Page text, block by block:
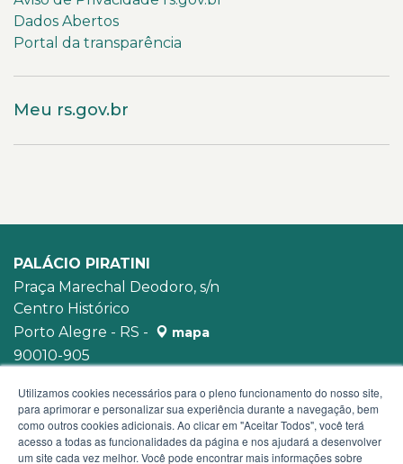
Dados Abertos
Portal da transparência
Meu rs.gov.br
PALÁCIO PIRATINI
Praça Marechal Deodoro, s/n
Centro Histórico
Porto Alegre - RS -
mapa
90010-905
Utilizamos cookies necessários para o pleno funcionamento do nosso site,
para aprimorar e personalizar sua experiência durante a navegação, bem
como outros cookies adicionais. Ao clicar em "Aceitar Todos", você terá
acesso a todas as funcionalidades da página e nos ajudará a desenvolver
um site cada vez melhor. Você pode encontrar mais informações sobre